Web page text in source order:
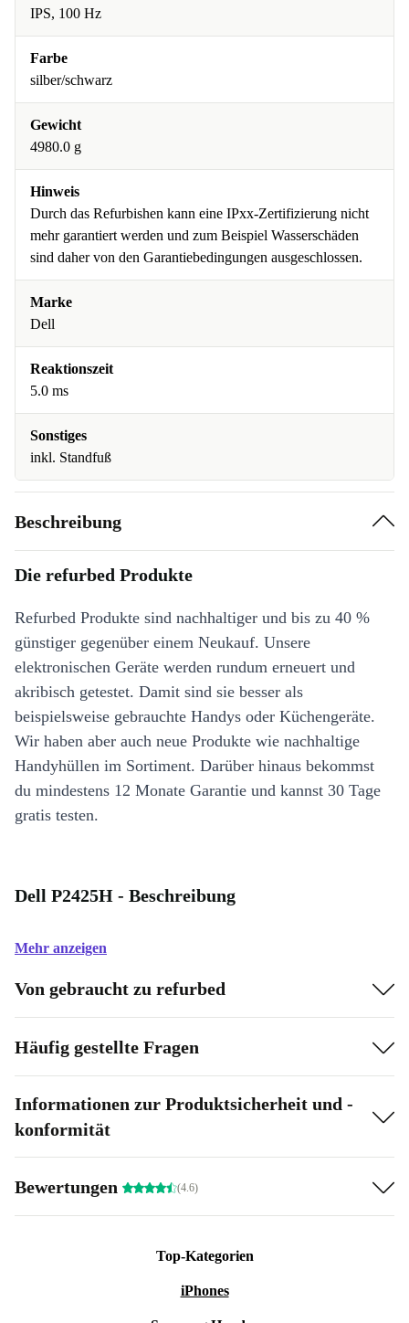
IPS, 100 Hz
Farbe
silber/schwarz
Gewicht
4980.0 g
Hinweis
Durch das Refurbishen kann eine IPxx-Zertifizierung nicht
mehr garantiert werden und zum Beispiel Wasserschäden
sind daher von den Garantiebedingungen ausgeschlossen.
Marke
Dell
Reaktionszeit
5.0 ms
Sonstiges
inkl. Standfuß
Beschreibung
Die refurbed Produkte
Refurbed Produkte sind nachhaltiger und bis zu 40 %
günstiger gegenüber einem Neukauf. Unsere
elektronischen Geräte werden rundum erneuert und
akribisch getestet. Damit sind sie besser als
beispielsweise gebrauchte Handys oder Küchengeräte.
Wir haben aber auch neue Produkte wie nachhaltige
Handyhüllen im Sortiment. Darüber hinaus bekommst
du mindestens 12 Monate Garantie und kannst 30 Tage
gratis testen.
Dell P2425H - Beschreibung
Mehr anzeigen
Von gebraucht zu refurbed
Häufig gestellte Fragen
Informationen zur Produktsicherheit und -
konformität
Bewertungen (4.6)
Top-Kategorien
iPhones